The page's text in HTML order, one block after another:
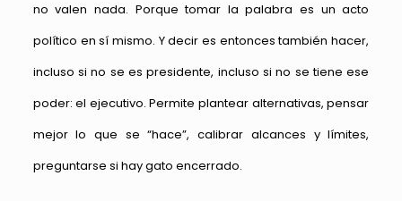
no valen nada. Porque tomar la palabra es un acto
político en sí mismo. Y decir es entonces también hacer,
incluso si no se es presidente, incluso si no se tiene ese
poder: el ejecutivo. Permite plantear alternativas, pensar
mejor lo que se “hace”, calibrar alcances y límites,
preguntarse si hay gato encerrado.